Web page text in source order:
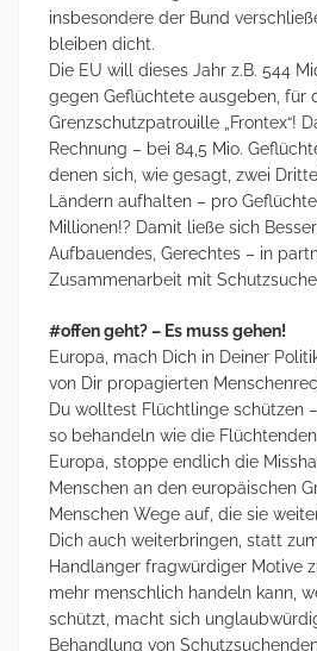
insbesondere der Bund
bleiben dicht.
Die EU will dieses Jahr z.B. 544
gegen Geflüchtete ausgeben, für
Grenzschutzpatrouille „Frontex“!
Rechnung – bei 84,5 Mio.
denen sich, wie gesagt, zwei
Ländern aufhalten – pro
Millionen!? Damit ließe sich
Aufbauendes, Gerechtes – in
Zusammenarbeit mit
#offen geht? – Es muss gehen!
Europa, mach Dich in Deiner
von Dir propagierten
Du wolltest Flüchtlinge schützen
so behandeln wie die
Europa, stoppe endlich die
Menschen an den europäischen
Menschen Wege auf, die sie
Dich auch weiterbringen, statt
Handlanger fragwürdiger Motive
mehr menschlich handeln kann,
schützt, macht sich
Behandlung von